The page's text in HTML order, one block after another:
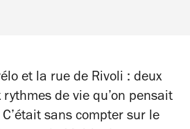
et la rue de Rivoli : deux
de vie qu’on pensait
sans compter sur le